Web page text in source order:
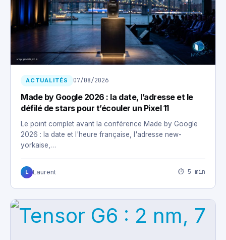
ACTUALITÉS 07/08/2026
Made by Google 2026 : la date, l’adresse et le
défilé de stars pour t’écouler un Pixel 11
Le point complet avant la conférence Made by Google
2026 : la date et l'heure française, l'adresse new-
yorkaise,…
L Laurent ⏱ 5 min